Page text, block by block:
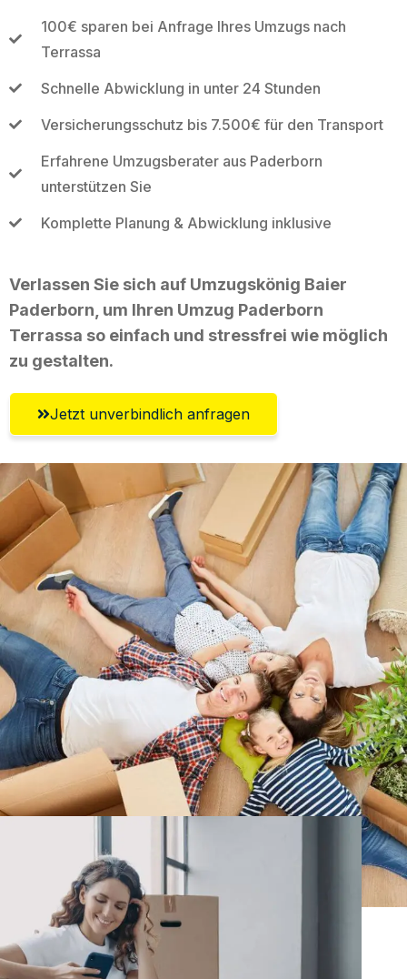
100€ sparen bei Anfrage Ihres Umzugs nach
Terrassa
Schnelle Abwicklung in unter 24 Stunden
Versicherungsschutz bis 7.500€ für den Transport
Erfahrene Umzugsberater aus Paderborn
unterstützen Sie
Komplette Planung & Abwicklung inklusive
Verlassen Sie sich auf Umzugskönig Baier
Paderborn, um Ihren Umzug Paderborn
Terrassa so einfach und stressfrei wie möglich
zu gestalten.
Jetzt unverbindlich anfragen